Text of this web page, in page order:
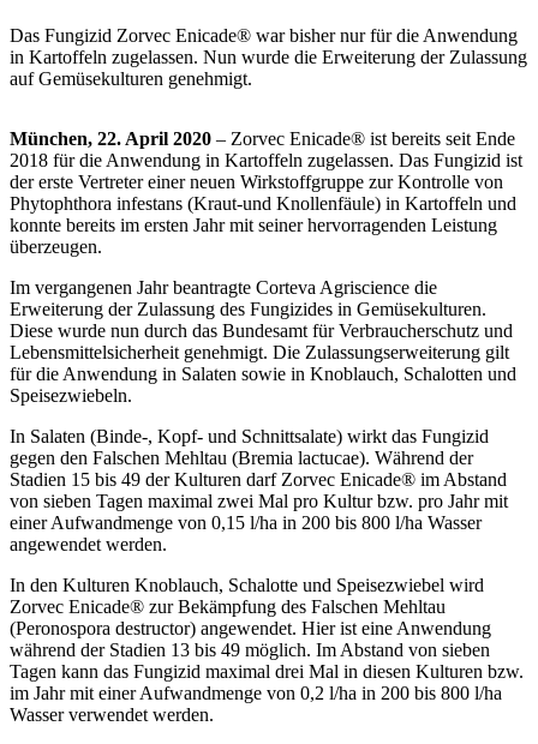
Das Fungizid Zorvec Enicade® war bisher nur für die Anwendung
in Kartoffeln zugelassen. Nun wurde die Erweiterung der Zulassung
auf Gemüsekulturen genehmigt.
München, 22. April 2020 – Zorvec Enicade® ist bereits seit Ende
2018 für die Anwendung in Kartoffeln zugelassen. Das Fungizid ist
der erste Vertreter einer neuen Wirkstoffgruppe zur Kontrolle von
Phytophthora infestans (Kraut-und Knollenfäule) in Kartoffeln und
konnte bereits im ersten Jahr mit seiner hervorragenden Leistung
überzeugen.
Im vergangenen Jahr beantragte Corteva Agriscience die
Erweiterung der Zulassung des Fungizides in Gemüsekulturen.
Diese wurde nun durch das Bundesamt für Verbraucherschutz und
Lebensmittelsicherheit genehmigt. Die Zulassungserweiterung gilt
für die Anwendung in Salaten sowie in Knoblauch, Schalotten und
Speisezwiebeln.
In Salaten (Binde-, Kopf- und Schnittsalate) wirkt das Fungizid
gegen den Falschen Mehltau (Bremia lactucae). Während der
Stadien 15 bis 49 der Kulturen darf Zorvec Enicade® im Abstand
von sieben Tagen maximal zwei Mal pro Kultur bzw. pro Jahr mit
einer Aufwandmenge von 0,15 l/ha in 200 bis 800 l/ha Wasser
angewendet werden.
In den Kulturen Knoblauch, Schalotte und Speisezwiebel wird
Zorvec Enicade® zur Bekämpfung des Falschen Mehltau
(Peronospora destructor) angewendet. Hier ist eine Anwendung
während der Stadien 13 bis 49 möglich. Im Abstand von sieben
Tagen kann das Fungizid maximal drei Mal in diesen Kulturen bzw.
im Jahr mit einer Aufwandmenge von 0,2 l/ha in 200 bis 800 l/ha
Wasser verwendet werden.